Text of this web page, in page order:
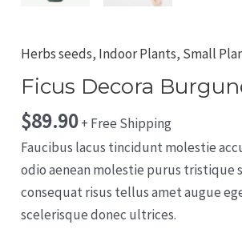
Herbs seeds, Indoor Plants, Small
Ficus Decora
$89.90+ Free Shipping
Faucibus lacus tincidunt molestie
odio aenean molestie purus tristique
consequat risus tellus amet augue
scelerisque donec ultrices.